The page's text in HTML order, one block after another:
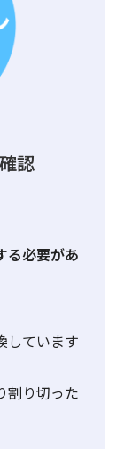
認
る必要があ
しています
割り切った